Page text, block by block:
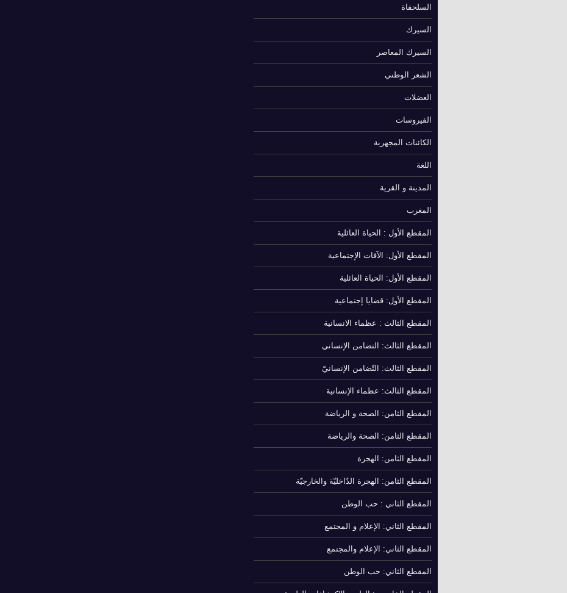
السلحفاة
السيرك
السيرك المعاصر
الشعر الوطني
العضلات
الفيروسات
الكائنات المجهرية
اللغة
المدينة و القرية
المغرب
المقطع الأول : الحياة العائلية
المقطع الأول: الآفات الإجتماعية
المقطع الأول: الحياة العائلية
المقطع الأول: قضايا إجتماعية
المقطع الثالث : عظماء الانسانية
المقطع الثالث: التضامن الإنساني
المقطع الثالث: التّضامن الإنسانيّ
المقطع الثالث: عظماء الإنسانية
المقطع الثامن: الصحة و الرياضة
المقطع الثامن: الصحة والرياضة
المقطع الثامن: الهجرة
المقطع الثامن: الهجرة الدّاخليّة والخارجيّة
المقطع الثاني : حب الوطن
المقطع الثاني: الإعلام و المجتمع
المقطع الثاني: الإعلام والمجتمع
المقطع الثاني: حب الوطن